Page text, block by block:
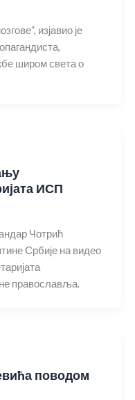
изјавио је
широм света о
ИСП
Чотрић
Србије на видео
православља.
поводом